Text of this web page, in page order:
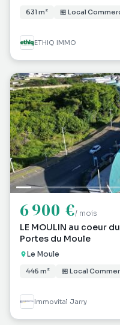
631 m² 🏪 Local
ETHIQ IMMO
6 900 €/ mois
LE MOULIN au coeur
Portes du Moule
Le Moule
446 m² 🏪 Local
Immovital Jarry